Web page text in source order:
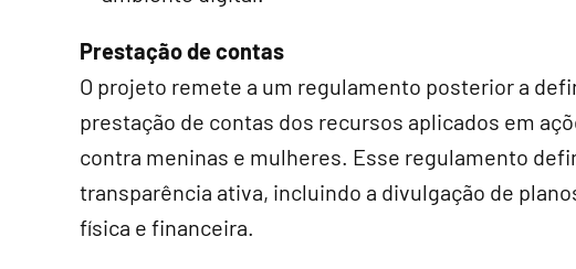
Prestação de contas
O projeto remete a um regulamento posterior a
prestação de contas dos recursos aplicados em
contra meninas e mulheres. Esse regulamento
transparência ativa, incluindo a divulgação de
física e financeira.